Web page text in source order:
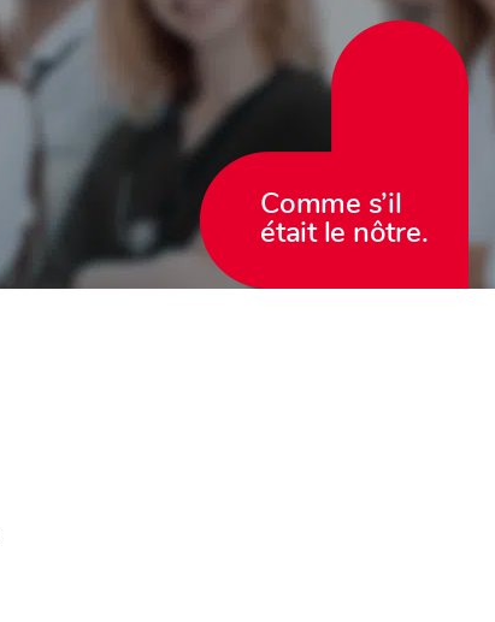
Comme s’il
était le nôtre.